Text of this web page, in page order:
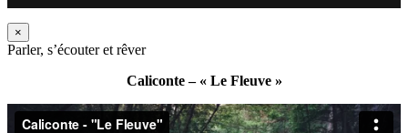
×
Parler, s’écouter et rêver
Caliconte – « Le Fleuve »